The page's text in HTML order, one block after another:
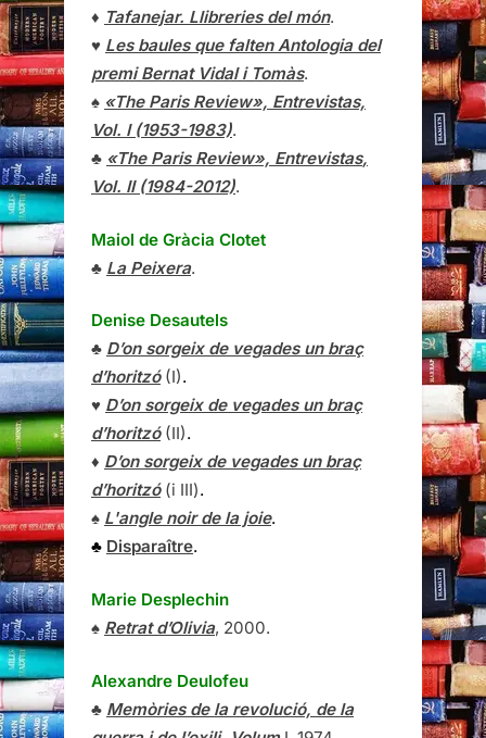
♦ Tafanejar. Llibreries del món.
♥ Les baules que falten Antologia del
premi Bernat Vidal i Tomàs.
♠ «The Paris Review», Entrevistas,
Vol. I (1953-1983).
♣ «The Paris Review», Entrevistas,
Vol. II (1984-2012).
Maiol de Gràcia Clotet
♣ La Peixera.
Denise Desautels
♣ D’on sorgeix de vegades un braç
d’horitzó(I).
♥ D’on sorgeix de vegades un braç
d’horitzó(II).
♦ D’on sorgeix de vegades un braç
d’horitzó(i III).
♠ L'angle noir de la joie.
♣ Disparaître.
Marie Desplechin
♠ Retrat d’Olivia, 2000.
Alexandre Deulofeu
♣ Memòries de la revolució, de la